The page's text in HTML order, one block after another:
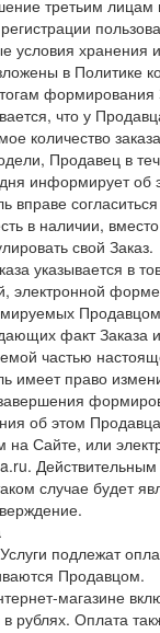
третьим лицам
условия хранения
в Политике
формирования
что у
количество
Продавец в
информирует об
вправе
в наличии,
свой Заказ.
указывается в
электронной
Продавцом
факт Заказа
частью
имеет право
об этом
на Сайте, или
случае будет
подлежат
Продавцом.
магазине
в рублях. Оплата